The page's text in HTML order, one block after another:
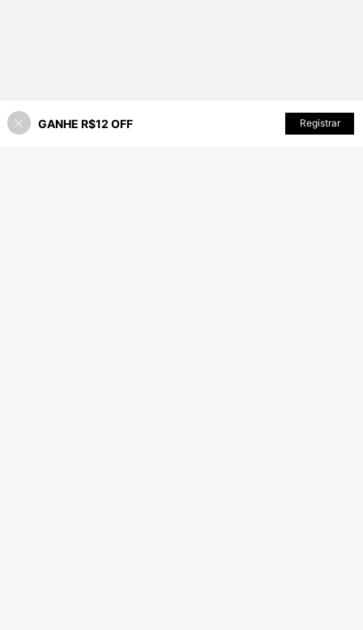
ADICIONAR AO CARRINHO
GANHE R$12 OFF Registrar